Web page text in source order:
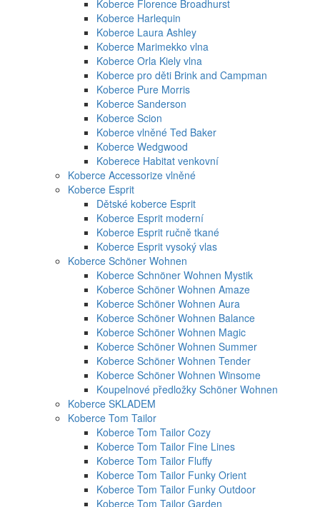
Koberce Florence Broadhurst
Koberce Harlequin
Koberce Laura Ashley
Koberce Marimekko vlna
Koberce Orla Kiely vlna
Koberce pro děti Brink and Campman
Koberce Pure Morris
Koberce Sanderson
Koberce Scion
Koberce vlněné Ted Baker
Koberce Wedgwood
Koberece Habitat venkovní
Koberce Accessorize vlněné
Koberce Esprit
Dětské koberce Esprit
Koberce Esprit moderní
Koberce Esprit ručně tkané
Koberce Esprit vysoký vlas
Koberce Schöner Wohnen
Koberce Schnöner Wohnen Mystik
Koberce Schöner Wohnen Amaze
Koberce Schöner Wohnen Aura
Koberce Schöner Wohnen Balance
Koberce Schöner Wohnen Magic
Koberce Schöner Wohnen Summer
Koberce Schöner Wohnen Tender
Koberce Schöner Wohnen Winsome
Koupelnové předložky Schöner Wohnen
Koberce SKLADEM
Koberce Tom Tailor
Koberce Tom Tailor Cozy
Koberce Tom Tailor Fine Lines
Koberce Tom Tailor Fluffy
Koberce Tom Tailor Funky Orient
Koberce Tom Tailor Funky Outdoor
Koberce Tom Tailor Garden